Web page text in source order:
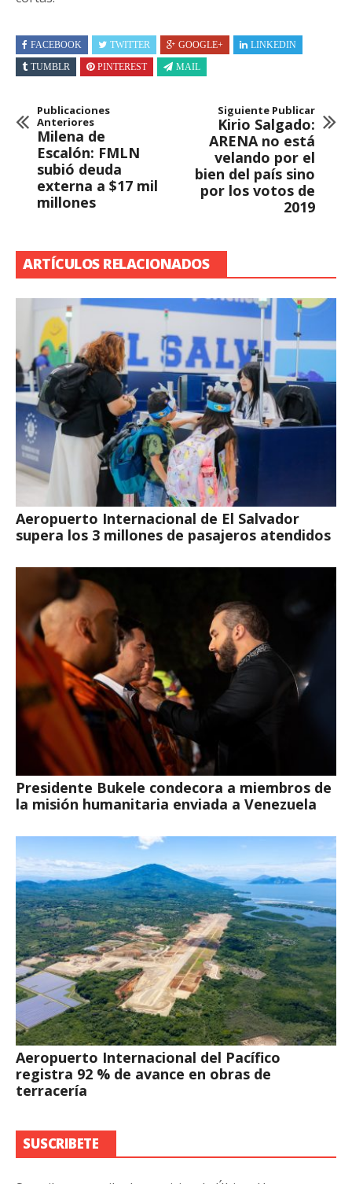
FACEBOOK TWITTER GOOGLE+
LINKEDIN
TUMBLR
PINTEREST MAIL
Publicaciones
Anteriores
Milena de
Escalón: FMLN
subió deuda
externa a $17 mil
millones
Siguiente Publicar
Kirio Salgado:
ARENA no está
velando por el
bien del país sino
por los votos de
2019
ARTÍCULOS RELACIONADOS
Aeropuerto Internacional de El Salvador
supera los 3 millones de pasajeros atendidos
Presidente Bukele condecora a miembros de
la misión humanitaria enviada a Venezuela
Aeropuerto Internacional del Pacífico
registra 92 % de avance en obras de
terracería
SUSCRIBETE